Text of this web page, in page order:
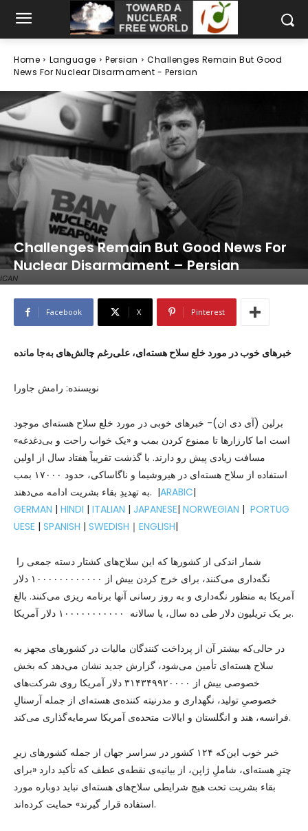
Home Language Persian
Challenges Remain But Good
News For Nuclear Disarmament - Persian
ICAN
Challenges Remain But Good News For
Nuclear Disarmament – Persian
Facebook X Pinterest
خبرهای خوب در مورد خلع سلاح هسته‌ای، علی‌رغم چالش‌های به‌جا مانده
نویسنده: رامش جاورا
برلین (آی دی ان)- خبرهای خوبی در مورد خلع سلاح هسته‌ای موجود
است اما کارزارها تا ممنوع کردن بمب و «یک خواب راحت و بی‌دغدغه»
مسافت زیادی پیش رو دارند. با گذشت تقریباً هفتاد سال از اولین
استفاده از سلاح هسته‌ای در هیروشیما و ناگاساکی، حدود ۱۷۰۰۰ بمب
به تهدیدِ بقاء بشریت ادامه می‌دهند. |ARABIC|
GERMAN | HINDI | ITALIAN | JAPANESE| NORWEGIAN | PORTUG
UESE | SPANISH | SWEDISH ｜ ENGLISH|
نگه‌داری می‌کنند، برای خرج کردن بیش از ۱۰۰۰۰۰۰۰۰۰۰۰۰ دلار
آمریکا به منظور نگه‌داری و به روز رسانی آنها برنامه ریزی می‌کنند. بالغ
بر یک تریلیون دلار طی ده سال، یا سالانه ۱۰۰۰۰۰۰۰۰۰۰۰ دلار آمریکا.
در حالی‌که بیشتر آن از پرداخت کنندگان مالیات در کشورهای مجهز به
سلاح هسته‌ای تأمین می‌شود، گزارش جدید نشان می‌دهد که بخش
خصوصی بیش از ۳۱۴۳۴۹۹۲۰۰۰۰ دلار آمریکا روی شرکت‌های
خصوصیِ تولید، نگهداری و مدرنیته کننده‌ی هسته‌ای از جمله آرسنالِ
فرانسه، هند و انگلستان و ایالات متحده‌ی آمریکا سرمایه‌گذاری می‌کند.
خبر خوب این‌که ۱۲۴ کشور در سراسر جهان از جمله کشورهای زیرِ
چترِ هسته‌ای، شاملِ ژاپن، از بیانیه‌ی نقطه‌ی عطف که تأکید دارد «برای
بقاء بشریت تحت هیچ شرایطی سلاح‌های هسته‌ای نباید دوباره مورد
استفاده قرار گیرند» حمایت کرده‌اند.